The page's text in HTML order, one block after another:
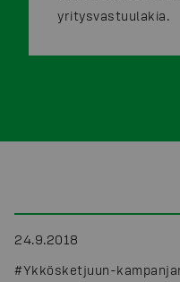
yritysvastuulakia.
24.9.2018
#Ykkösketjuun-